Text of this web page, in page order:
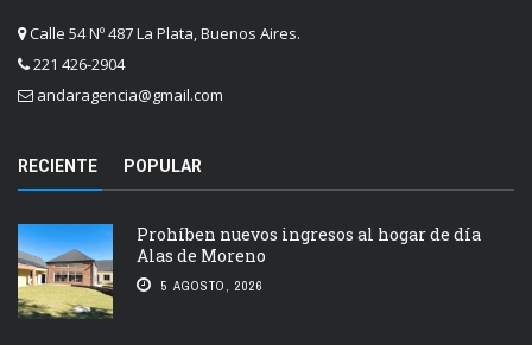
Calle 54 Nº 487 La Plata, Buenos Aires.
221 426-2904
andaragencia@gmail.com
RECIENTE POPULAR
Prohíben nuevos ingresos al hogar de día
Alas de Moreno
5 AGOSTO, 2026